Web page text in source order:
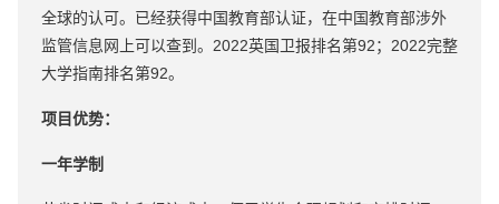
全球的认可。已经获得中国教育部认证，在中国教育部涉外
监管信息网上可以查到。2022英国卫报排名第92；2022完整
大学指南排名第92。
项目优势：
一年学制